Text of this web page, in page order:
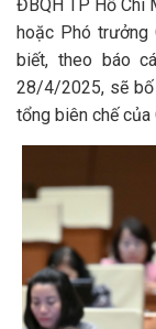
ĐBQH TP Hồ Chí
hoặc Phó trưởng
biết, theo báo
28/4/2025, sẽ
tổng biên chế của